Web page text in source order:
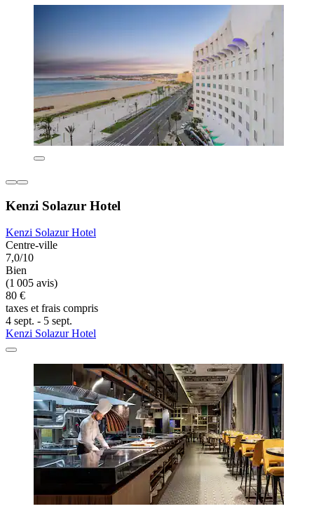
Kenzi Solazur Hotel
Kenzi Solazur Hotel
Centre-ville
7,0/10
Bien
(1 005 avis)
80 €
taxes et frais compris
4 sept. - 5 sept.
Kenzi Solazur Hotel